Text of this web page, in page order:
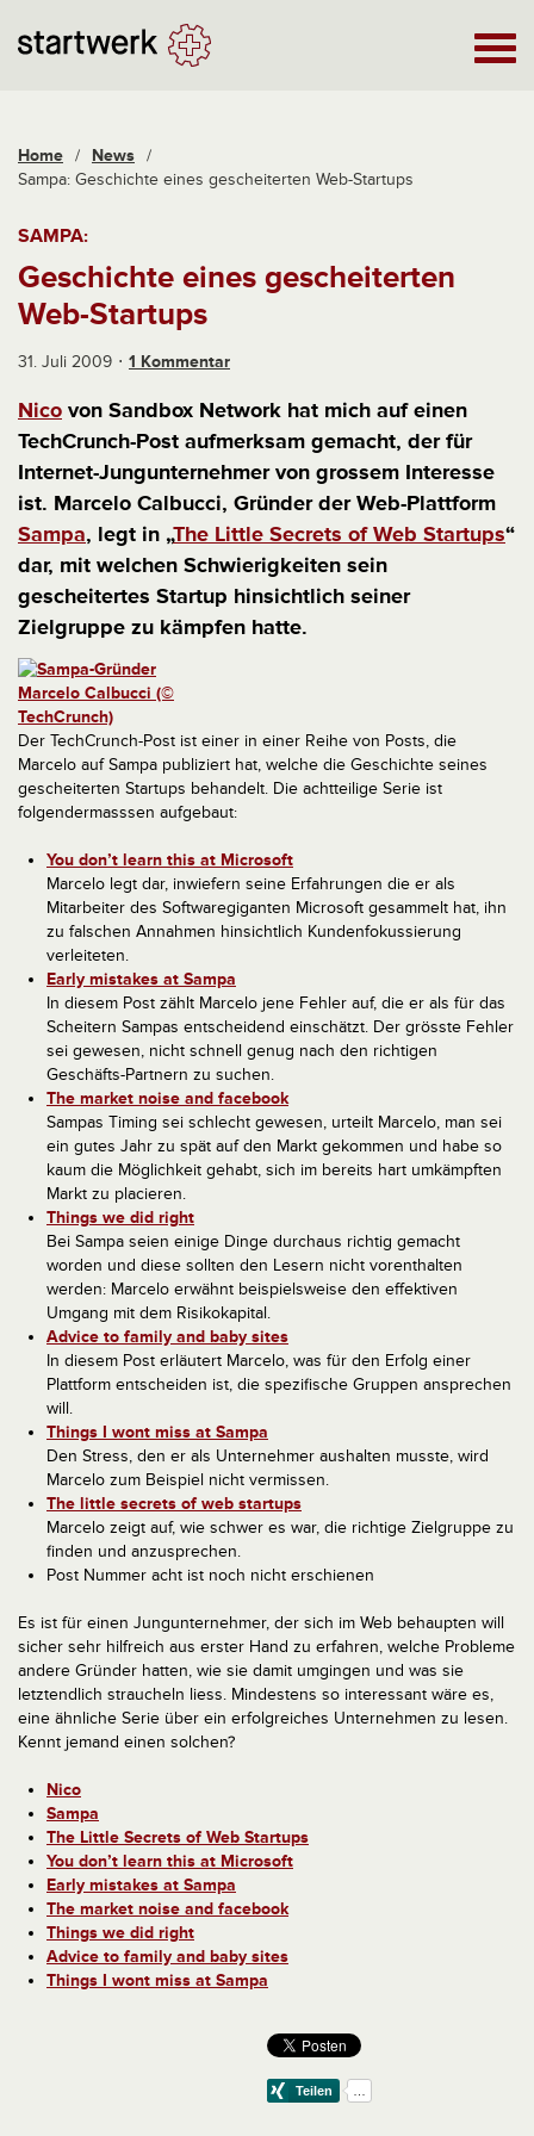
Home / News /
Sampa: Geschichte eines gescheiterten Web-Startups
SAMPA:
Geschichte eines gescheiterten
Web-Startups
31. Juli 2009 1 Kommentar
Nico von Sandbox Network hat mich auf einen
TechCrunch-Post aufmerksam gemacht, der für
Internet-Jungunternehmer von grossem Interesse
ist. Marcelo Calbucci, Gründer der Web-Plattform
Sampa, legt in „The Little Secrets of Web Startups“
dar, mit welchen Schwierigkeiten sein
gescheitertes Startup hinsichtlich seiner
Zielgruppe zu kämpfen hatte.
Der TechCrunch-Post ist einer in einer Reihe von Posts, die
Marcelo auf Sampa publiziert hat, welche die Geschichte seines
gescheiterten Startups behandelt. Die achtteilige Serie ist
folgendermasssen aufgebaut:
You don’t learn this at Microsoft
Marcelo legt dar, inwiefern seine Erfahrungen die er als
Mitarbeiter des Softwaregiganten Microsoft gesammelt hat, ihn
zu falschen Annahmen hinsichtlich Kundenfokussierung
verleiteten.
Early mistakes at Sampa
In diesem Post zählt Marcelo jene Fehler auf, die er als für das
Scheitern Sampas entscheidend einschätzt. Der grösste Fehler
sei gewesen, nicht schnell genug nach den richtigen
Geschäfts-Partnern zu suchen.
The market noise and facebook
Sampas Timing sei schlecht gewesen, urteilt Marcelo, man sei
ein gutes Jahr zu spät auf den Markt gekommen und habe so
kaum die Möglichkeit gehabt, sich im bereits hart umkämpften
Markt zu placieren.
Things we did right
Bei Sampa seien einige Dinge durchaus richtig gemacht
worden und diese sollten den Lesern nicht vorenthalten
werden: Marcelo erwähnt beispielsweise den effektiven
Umgang mit dem Risikokapital.
Advice to family and baby sites
In diesem Post erläutert Marcelo, was für den Erfolg einer
Plattform entscheiden ist, die spezifische Gruppen ansprechen
will.
Things I wont miss at Sampa
Den Stress, den er als Unternehmer aushalten musste, wird
Marcelo zum Beispiel nicht vermissen.
The little secrets of web startups
Marcelo zeigt auf, wie schwer es war, die richtige Zielgruppe zu
finden und anzusprechen.
Post Nummer acht ist noch nicht erschienen
Es ist für einen Jungunternehmer, der sich im Web behaupten will
sicher sehr hilfreich aus erster Hand zu erfahren, welche Probleme
andere Gründer hatten, wie sie damit umgingen und was sie
letztendlich straucheln liess. Mindestens so interessant wäre es,
eine ähnliche Serie über ein erfolgreiches Unternehmen zu lesen.
Kennt jemand einen solchen?
Nico
Sampa
The Little Secrets of Web Startups
You don’t learn this at Microsoft
Early mistakes at Sampa
The market noise and facebook
Things we did right
Advice to family and baby sites
Things I wont miss at Sampa